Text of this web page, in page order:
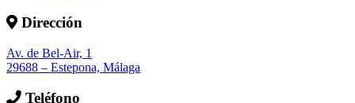
Dirección
Av. de Bel-Air, 1
29688 – Estepona, Málaga
Teléfono